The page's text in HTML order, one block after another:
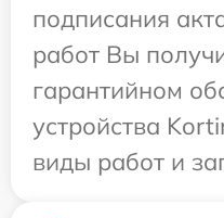
подписания
работ Вы
гарантийном
устройства
виды работ и